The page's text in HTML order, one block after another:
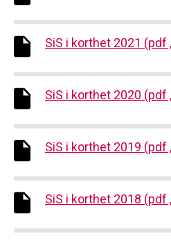
SiS i korthet 2021
SiS i korthet 2020
SiS i korthet 2019
SiS i korthet 2018